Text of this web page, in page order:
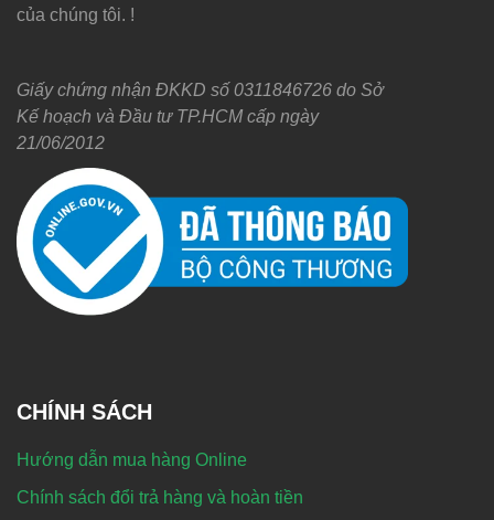
của chúng tôi. !
Giấy chứng nhận ĐKKD số 0311846726 do Sở
Kế hoạch và Đầu tư TP.HCM cấp ngày
21/06/2012
CHÍNH SÁCH
Hướng dẫn mua hàng Online
Chính sách đổi trả hàng và hoàn tiền